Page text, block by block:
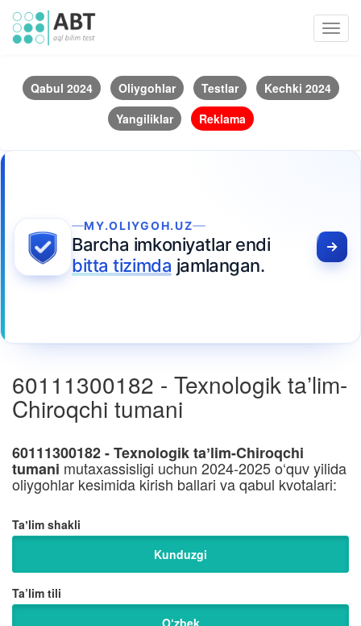
Qabul 2024 Oliygohlar Testlar
Kechki 2024
Yangiliklar
Reklama
MY.OLIYGOH.UZ
Barcha imkoniyatlar endi
bitta tizimda jamlangan.
60111300182 - Texnologik taʼlim-
Chiroqchi tumani
60111300182 - Texnologik taʼlim-Chiroqchi
tumani mutaxassisligi uchun 2024-2025 o‘quv yilida
oliygohlar kesimida kirish ballari va qabul kvotalari:
Taʼlim shakli
Kunduzgi
Ta’lim tili
O‘zbek